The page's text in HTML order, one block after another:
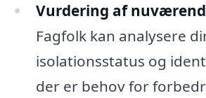
Vurdering af
Fagfolk kan analysere
isolationsstatus og
der er behov for